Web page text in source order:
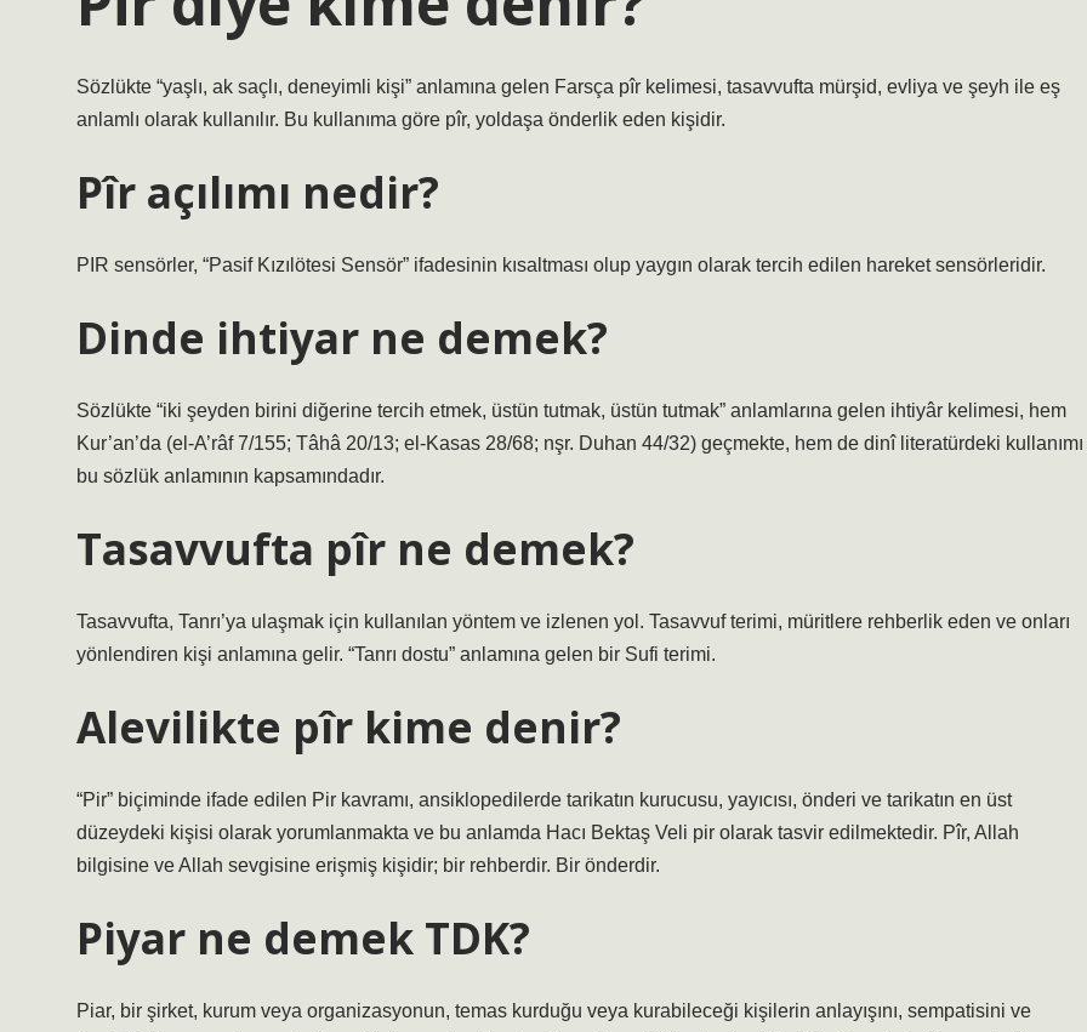
Sözlükte “yaşlı, ak saçlı, deneyimli kişi” anlamına gelen Farsça pîr kelimesi, tasavvufta mürşid, evliya ve şeyh ile eş
anlamlı olarak kullanılır. Bu kullanıma göre pîr, yoldaşa önderlik eden kişidir.
Pîr açılımı nedir?
PIR sensörler, “Pasif Kızılötesi Sensör” ifadesinin kısaltması olup yaygın olarak tercih edilen hareket sensörleridir.
Dinde ihtiyar ne demek?
Sözlükte “iki şeyden birini diğerine tercih etmek, üstün tutmak, üstün tutmak” anlamlarına gelen ihtiyâr kelimesi, hem
Kur’an’da (el-A’râf 7/155; Tâhâ 20/13; el-Kasas 28/68; nşr. Duhan 44/32) geçmekte, hem de dinî literatürdeki kullanımı
bu sözlük anlamının kapsamındadır.
Tasavvufta pîr ne demek?
Tasavvufta, Tanrı’ya ulaşmak için kullanılan yöntem ve izlenen yol. Tasavvuf terimi, müritlere rehberlik eden ve onları
yönlendiren kişi anlamına gelir. “Tanrı dostu” anlamına gelen bir Sufi terimi.
Alevilikte pîr kime denir?
“Pir” biçiminde ifade edilen Pir kavramı, ansiklopedilerde tarikatın kurucusu, yayıcısı, önderi ve tarikatın en üst
düzeydeki kişisi olarak yorumlanmakta ve bu anlamda Hacı Bektaş Veli pir olarak tasvir edilmektedir. Pîr, Allah
bilgisine ve Allah sevgisine erişmiş kişidir; bir rehberdir. Bir önderdir.
Piyar ne demek TDK?
Piar, bir şirket, kurum veya organizasyonun, temas kurduğu veya kurabileceği kişilerin anlayışını, sempatisini ve